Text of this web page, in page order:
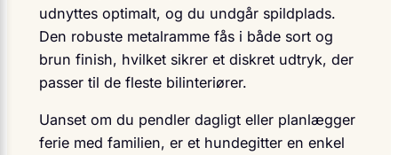
udnyttes optimalt, og du undgår spildplads.
Den robuste metalramme fås i både sort og
brun finish, hvilket sikrer et diskret udtryk, der
passer til de fleste bilinteriører.
Uanset om du pendler dagligt eller planlægger
ferie med familien, er et hundegitter en enkel